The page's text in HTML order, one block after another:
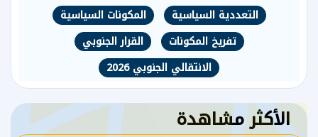
التعددية السياسية
المكونات السياسية
تفريخ المكونات
القرار الجنوبي
الانتقالي الجنوبي 2026
الأكثر مشاهدة